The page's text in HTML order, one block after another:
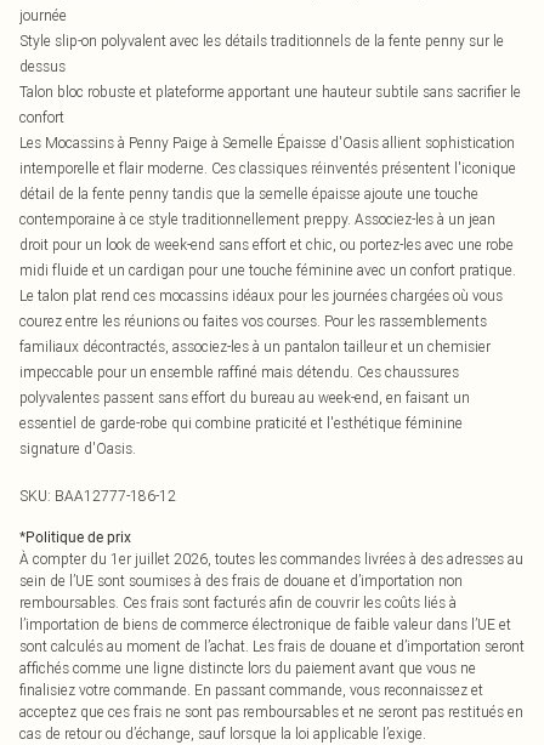
journée
Style slip-on polyvalent avec les détails traditionnels de la fente penny sur le
dessus
Talon bloc robuste et plateforme apportant une hauteur subtile sans sacrifier le
confort
Les Mocassins à Penny Paige à Semelle Épaisse d'Oasis allient sophistication
intemporelle et flair moderne. Ces classiques réinventés présentent l'iconique
détail de la fente penny tandis que la semelle épaisse ajoute une touche
contemporaine à ce style traditionnellement preppy. Associez-les à un jean
droit pour un look de week-end sans effort et chic, ou portez-les avec une robe
midi fluide et un cardigan pour une touche féminine avec un confort pratique.
Le talon plat rend ces mocassins idéaux pour les journées chargées où vous
courez entre les réunions ou faites vos courses. Pour les rassemblements
familiaux décontractés, associez-les à un pantalon tailleur et un chemisier
impeccable pour un ensemble raffiné mais détendu. Ces chaussures
polyvalentes passent sans effort du bureau au week-end, en faisant un
essentiel de garde-robe qui combine praticité et l'esthétique féminine
signature d'Oasis.
SKU: BAA12777-186-12
*Politique de prix
À compter du 1er juillet 2026, toutes les commandes livrées à des adresses au
sein de l’UE sont soumises à des frais de douane et d’importation non
remboursables. Ces frais sont facturés afin de couvrir les coûts liés à
l’importation de biens de commerce électronique de faible valeur dans l’UE et
sont calculés au moment de l’achat. Les frais de douane et d’importation seront
affichés comme une ligne distincte lors du paiement avant que vous ne
finalisiez votre commande. En passant commande, vous reconnaissez et
acceptez que ces frais ne sont pas remboursables et ne seront pas restitués en
cas de retour ou d’échange, sauf lorsque la loi applicable l’exige.